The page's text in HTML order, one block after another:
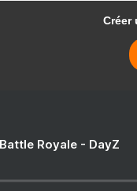
Créer
Royale - DayZ